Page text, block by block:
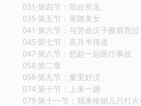
031·第四节：阳台所见
035·第五节：尾随美女
041·第六节：与苦命汉子擦肩而过
045·第七节：高月半得道
047·第八节：想起一起医疗事故
058·第二章
058·第九节：窠里好汉
074·第十节：上来一趟
079·第十一节：我来推销几只打